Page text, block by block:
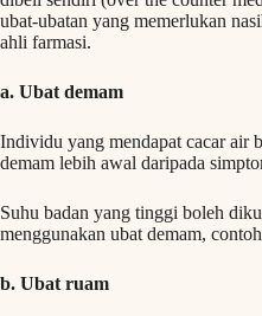
ubat-ubatan yang memerlukan
ahli farmasi.
a. Ubat demam
Individu yang mendapat cacar air
demam lebih awal daripada
Suhu badan yang tinggi boleh
menggunakan ubat demam,
b. Ubat ruam